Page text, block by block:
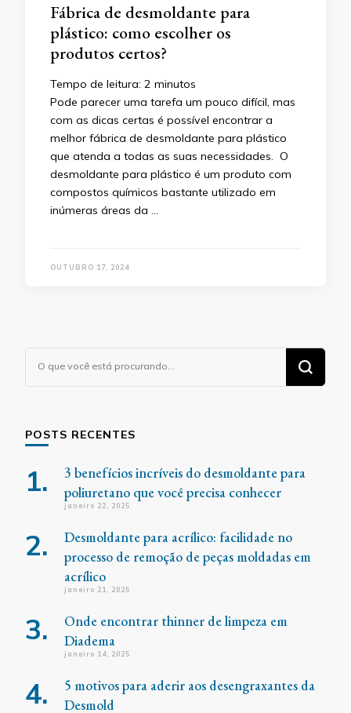
Fábrica de desmoldante para
plástico: como escolher os
produtos certos?
Tempo de leitura: 2 minutos
Pode parecer uma tarefa um pouco difícil, mas
com as dicas certas é possível encontrar a
melhor fábrica de desmoldante para plástico
que atenda a todas as suas necessidades. O
desmoldante para plástico é um produto com
compostos químicos bastante utilizado em
inúmeras áreas da …
OUTUBRO 17, 2024
algo?
POSTS RECENTES
3 benefícios incríveis do desmoldante para
poliuretano que você precisa conhecer
janeiro 22, 2025
Desmoldante para acrílico: facilidade no
processo de remoção de peças moldadas em
acrílico
janeiro 21, 2025
Onde encontrar thinner de limpeza em
Diadema
janeiro 14, 2025
5 motivos para aderir aos desengraxantes da
Desmold